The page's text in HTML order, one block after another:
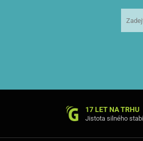
17 LET NA TRHU
Jistota silného